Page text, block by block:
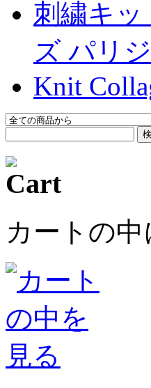
刺繍キッ
ズ パリ
Knit
カートの